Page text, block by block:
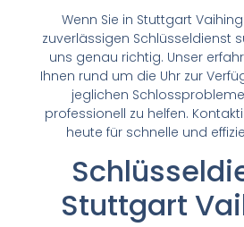
Wenn Sie in Stuttgart
zuverlässigen Schlüsseldienst
uns genau richtig. Unser
Ihnen rund um die Uhr zur
jeglichen
professionell zu helfen.
heute für schnelle und
Stuttgart